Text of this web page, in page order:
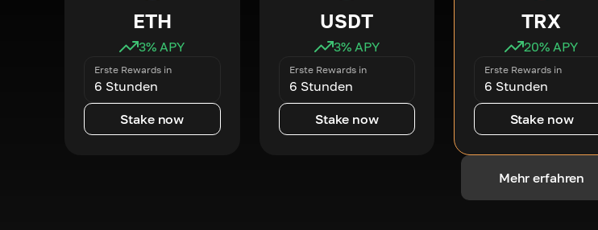
ETH
3% APY
Erste Rewards in
6 Stunden
Stake now
USDT
3% APY
Erste Rewards in
6 Stunden
Stake now
TRX
20% APY
Erste Rewards in
6 Stunden
Stake now
Mehr erfahren